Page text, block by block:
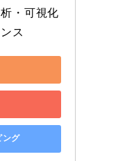
・可視化
ス
ング